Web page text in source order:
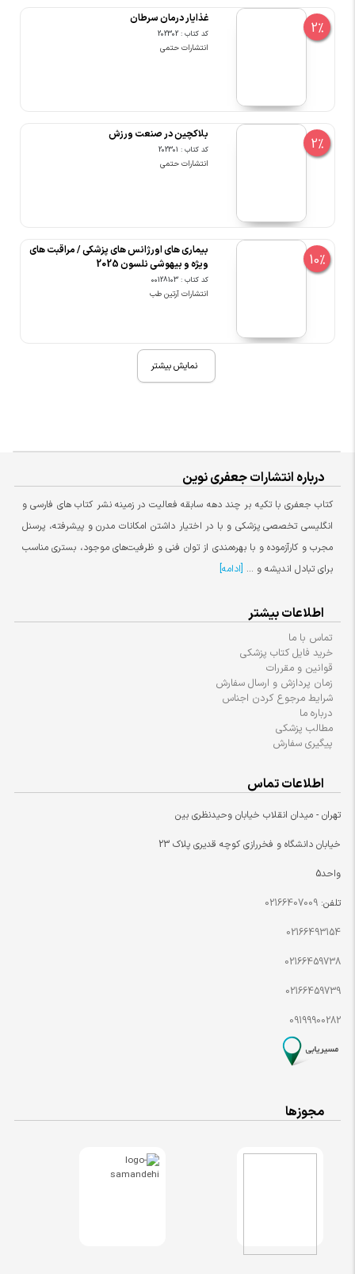
2%
غذایار درمان سرطان
کد کتاب : 202302
انتشارات حتمی
2%
بلاکچین در صنعت ورزش
کد کتاب : 202301
انتشارات حتمی
10%
بیماری های اورژانس های پزشکی / مراقبت های
ویژه و بیهوشی نلسون 2025
کد کتاب : 00128103
انتشارات آرتین طب
نمایش بیشتر
درباره انتشارات جعفری نوین
کتاب جعفری با تکیه بر چند دهه سابقه فعالیت در زمینه نشر کتاب های فارسی و
انگلیسی تخصصی پزشکی و با در اختیار داشتن امکانات مدرن و پیشرفته، پرسنل
مجرب و کارآزموده و با بهره‌مندی از توان فنی و ظرفیت‌های موجود، بستری مناسب
برای تبادل اندیشه و ... [ادامه]
اطلاعات بیشتر
تماس با ما
خرید فایل کتاب پزشکی
قوانین و مقررات
زمان پردازش و ارسال سفارش
شرایط مرجوع کردن اجناس
درباره ما
مطالب پزشکی
پیگیری سفارش
اطلاعات تماس
تهران - میدان انقلاب خیابان وحیدنظری بین
خیابان دانشگاه و فخررازی کوچه قدیری پلاک 23
واحد5
تلفن: 02166407009
02166493154
02166459738
02166459739
09199900282
مجوزها